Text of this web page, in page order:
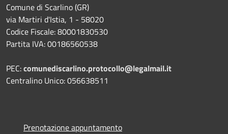
Comune di Scarlino (GR)
via Martiri d'Istia, 1 - 58020
Codice Fiscale: 80001830530
Partita IVA: 00186560538
PEC:comunediscarlino.protocollo@legalmail.it
Centralino Unico: 056638511
Prenotazione appuntamento